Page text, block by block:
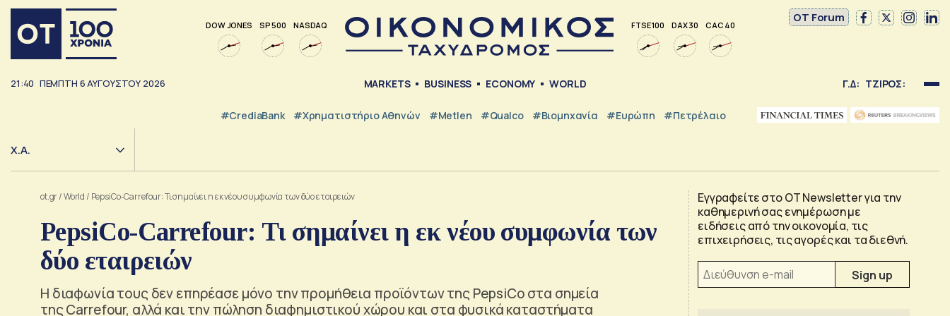
DOW JONES SP 500 NASDAQ FTSE 100 DAX 30 CAC 40
OT Forum
21:40 ΠΈΜΠΤΗ 6ΑΥΓΟΎΣΤΟΥ 2026 MARKETS BUSINESS ECONOMY WORLD Γ.Δ: ΤΖΙΡΟΣ:
#CrediaBank #Χρηματιστήριο Αθηνών #metlen #Qualco #Βιομηχανία #Ευρώπη #Πετρέλαιο
Χ.Α.
ot.gr/World / PepsiCo-Carrefour: Τι σημαίνει η εκ νέου συμφωνία των δύο εταιρειών
PepsiCo-Carrefour: Τι σημαίνει η εκ νέου συμφωνία των
δύο εταιρειών
Η διαφωνία τους δεν επηρέασε μόνο την προμήθεια προϊόντων της PepsiCo στα σημεία
της Carrefour, αλλά και την πώληση διαφημιστικού χώρου και στα φυσικά καταστήματα
Εγγραφείτε στο OT Newsletter για την
καθημερινή σας ενημέρωση με
ειδήσεις από την οικονομία, τις
επιχειρήσεις, τις αγορές και τα διεθνή.